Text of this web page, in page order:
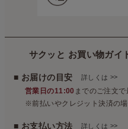
サクッと お買い物ガイ
■ お届けの目安 詳しくは >>
営業日の11:00 までのご注文で
※前払いやクレジット決済の
■ お支払い方法 詳しくは >>